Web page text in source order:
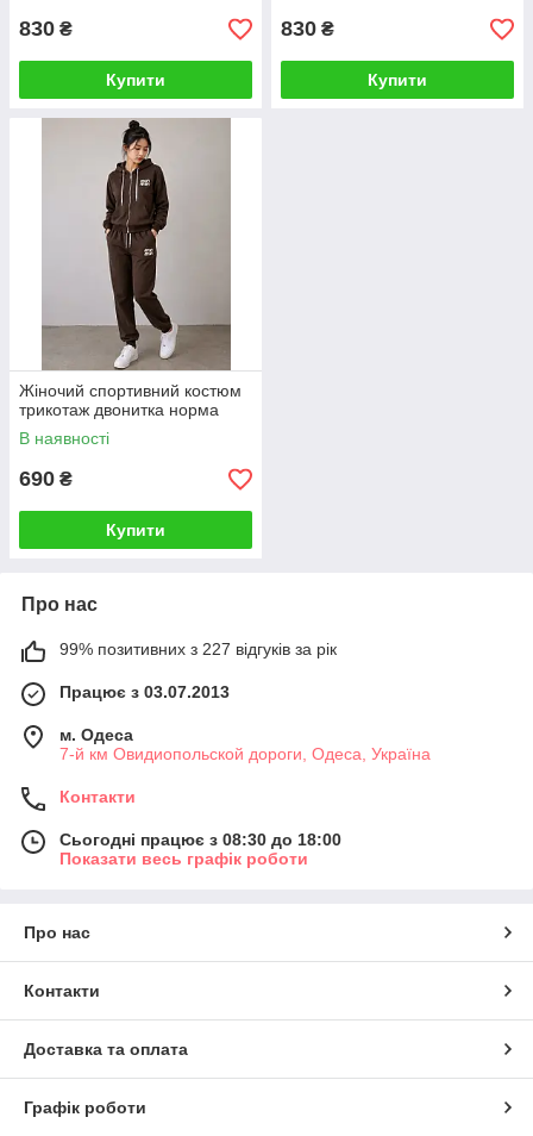
830 ₴
Купити
830 ₴
Купити
Жіночий спортивний костюм
трикотаж двонитка норма
В наявності
690 ₴
Купити
Про нас
99% позитивних з 227 відгуків за рік
Працює з 03.07.2013
м. Одеса
7-й км Овидиопольской дороги, Одеса, Україна
Контакти
Сьогодні працює з 08:30 до 18:00
Показати весь графік роботи
Про нас
Контакти
Доставка та оплата
Графік роботи